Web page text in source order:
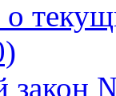
закон